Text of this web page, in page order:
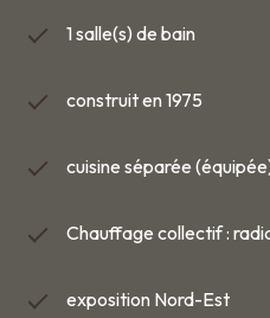
1 salle(s) de bain
construit en 1975
cuisine séparée
Chauffage collectif :
exposition Nord-Est